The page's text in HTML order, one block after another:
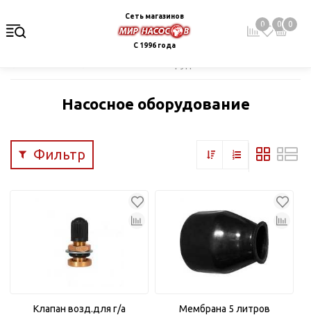
Сеть магазинов
С 1996 года
0 0 0
Насосное оборудование
Фильтр
Клапан возд.для г/а
Мембрана 5 литров